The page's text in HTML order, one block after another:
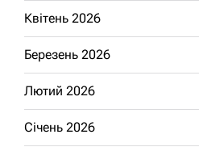
Квітень 2026
Березень 2026
Лютий 2026
Січень 2026